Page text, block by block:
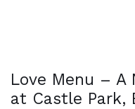
Love Menu – A
at Castle Park,